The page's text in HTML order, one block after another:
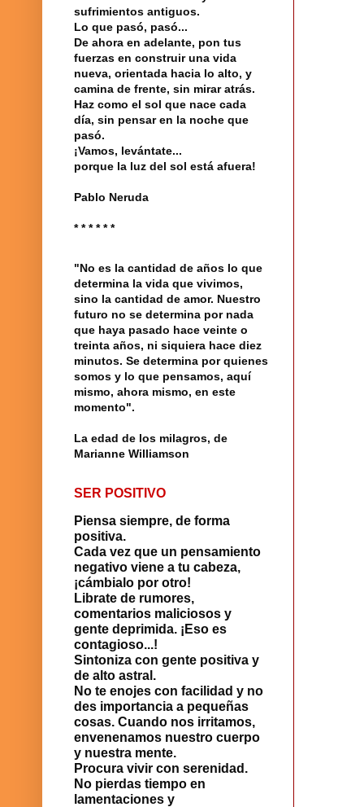
sufrimientos antiguos.
Lo que pasó, pasó...
De ahora en adelante, pon tus
fuerzas en construir una vida
nueva, orientada hacia lo alto, y
camina de frente, sin mirar atrás.
Haz como el sol que nace cada
día, sin pensar en la noche que
pasó.
¡Vamos, levántate...
porque la luz del sol está afuera!
Pablo Neruda
* * * * * *
"No es la cantidad de años lo que
determina la vida que vivimos,
sino la cantidad de amor. Nuestro
futuro no se determina por nada
que haya pasado hace veinte o
treinta años, ni siquiera hace diez
minutos. Se determina por quienes
somos y lo que pensamos, aquí
mismo, ahora mismo, en este
momento".
La edad de los milagros, de
Marianne Williamson
SER POSITIVO
Piensa siempre, de forma
positiva.
Cada vez que un pensamiento
negativo viene a tu cabeza,
¡cámbialo por otro!
Librate de rumores,
comentarios maliciosos y
gente deprimida. ¡Eso es
contagioso...!
Sintoniza con gente positiva y
de alto astral.
No te enojes con facilidad y no
des importancia a pequeñas
cosas. Cuando nos irritamos,
envenenamos nuestro cuerpo
y nuestra mente.
Procura vivir con serenidad.
No pierdas tiempo en
lamentaciones y